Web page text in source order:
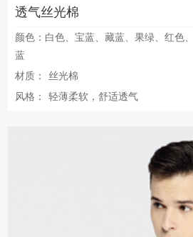
透气丝光棉
颜色：白色、宝蓝、藏蓝、果绿、红色
蓝
材质：
丝光棉
风格：
轻薄柔软，舒适透气